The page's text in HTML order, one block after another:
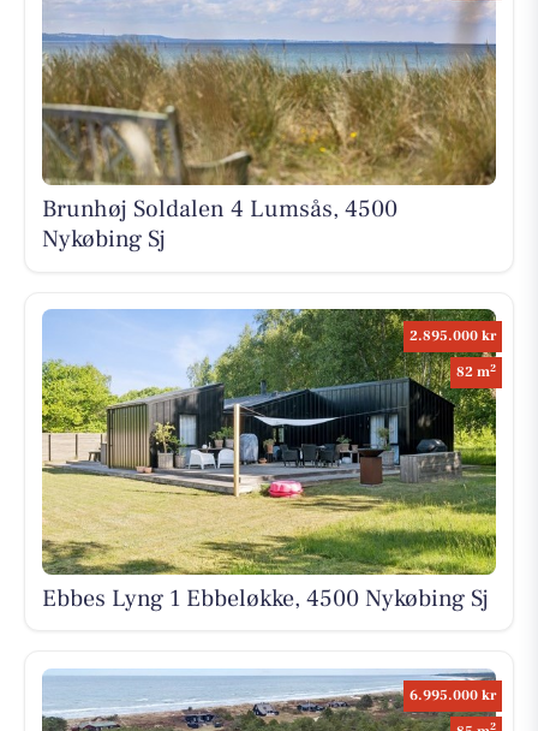
Brunhøj Soldalen 4 Lumsås, 4500
Nykøbing Sj
2.895.000 kr
82 m2
Ebbes Lyng 1 Ebbeløkke, 4500 Nykøbing Sj
6.995.000 kr
2